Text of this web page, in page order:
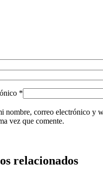
*
nombre, correo electrónico y
vez que comente.
relacionados